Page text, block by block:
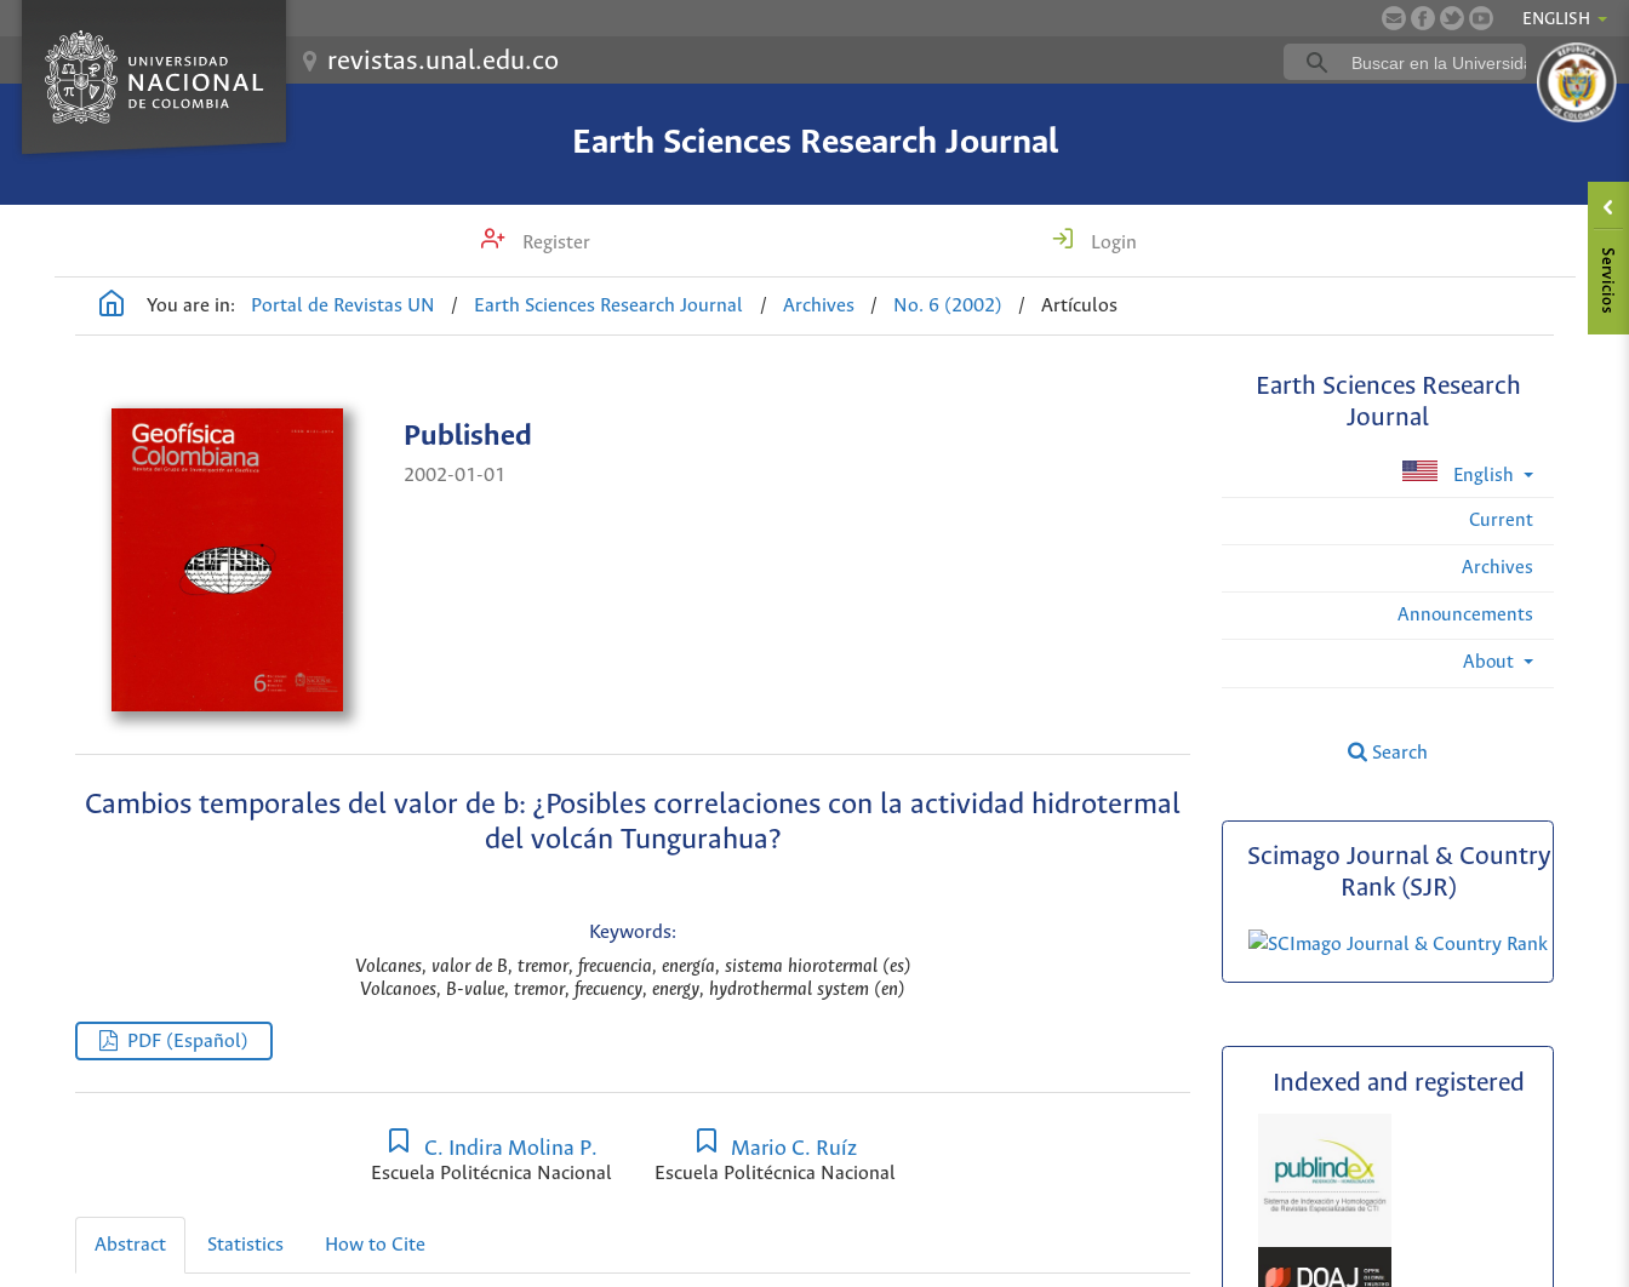
ENGLISH
revistas.unal.edu.co
Earth Sciences Research Journal
Register Login
You are in: Portal de Revistas UN / Earth Sciences Research Journal / Archives / No. 6 (2002) / Artículos
Earth Sciences Research
Journal
English
Current
Archives
Announcements
About
Search
Published
2002-01-01
Cambios temporales del valor de b: ¿Posibles correlaciones con la actividad hidrotermal
del volcán Tungurahua?
Keywords:
Volcanes, valor de B, tremor, frecuencia, energía, sistema hiorotermal (es)
Volcanoes, B-value, tremor, frecuency, energy, hydrothermal system (en)
PDF (Español)
C. Indira Molina P.
Escuela Politécnica Nacional
Mario C. Ruíz
Escuela Politécnica Nacional
Abstract Statistics How to Cite
Scimago Journal & Country
Rank (SJR)
Indexed and registered